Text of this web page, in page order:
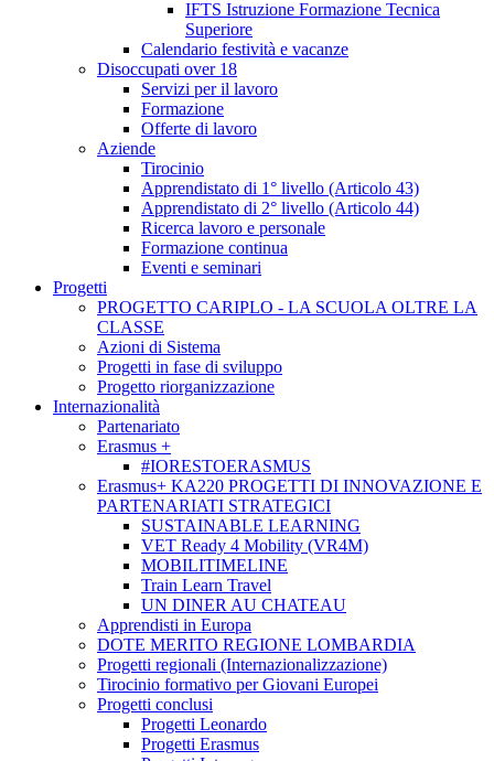
IFTS Istruzione Formazione Tecnica
Superiore
Calendario festività e vacanze
Disoccupati over 18
Servizi per il lavoro
Formazione
Offerte di lavoro
Aziende
Tirocinio
Apprendistato di 1° livello (Articolo 43)
Apprendistato di 2° livello (Articolo 44)
Ricerca lavoro e personale
Formazione continua
Eventi e seminari
Progetti
PROGETTO CARIPLO - LA SCUOLA OLTRE LA
CLASSE
Azioni di Sistema
Progetti in fase di sviluppo
Progetto riorganizzazione
Internazionalità
Partenariato
Erasmus +
#IORESTOERASMUS
Erasmus+ KA220 PROGETTI DI INNOVAZIONE E
PARTENARIATI STRATEGICI
SUSTAINABLE LEARNING
VET Ready 4 Mobility (VR4M)
MOBILITIMELINE
Train Learn Travel
UN DINER AU CHATEAU
Apprendisti in Europa
DOTE MERITO REGIONE LOMBARDIA
Progetti regionali (Internazionalizzazione)
Tirocinio formativo per Giovani Europei
Progetti conclusi
Progetti Leonardo
Progetti Erasmus